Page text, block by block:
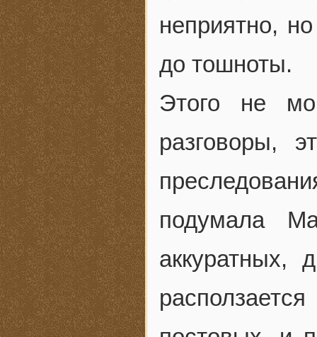
неприятно,
до тошноты.
Этого не
разговоры,
подумала
аккуратных,